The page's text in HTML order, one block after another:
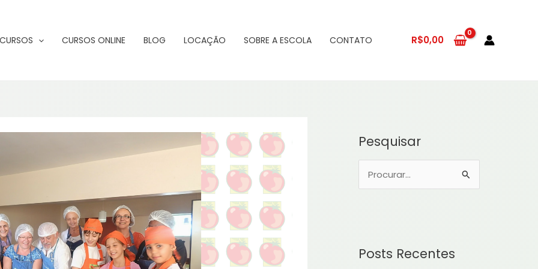
CURSOS CURSOS ONLINE BLOG LOCAÇÃO SOBRE A ESCOLA CONTATO R$0,00
Pesquisar
u
Posts Recentes